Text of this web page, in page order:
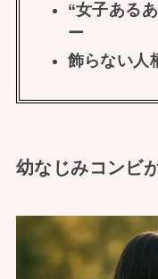
“女子ある
ー
飾らない人
幼なじみコンビ